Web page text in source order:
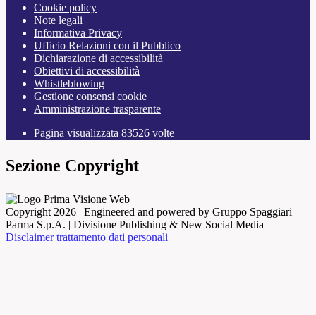
Cookie policy
Note legali
Informativa Privacy
Ufficio Relazioni con il Pubblico
Dichiarazione di accessibilità
Obiettivi di accessibilità
Whistleblowing
Gestione consensi cookie
Amministrazione trasparente
Pagina visualizzata 83526 volte
Sezione Copyright
Copyright 2026 | Engineered and powered by Gruppo Spaggiari
Parma S.p.A. | Divisione Publishing & New Social Media
Disclaimer trattamento dati personali